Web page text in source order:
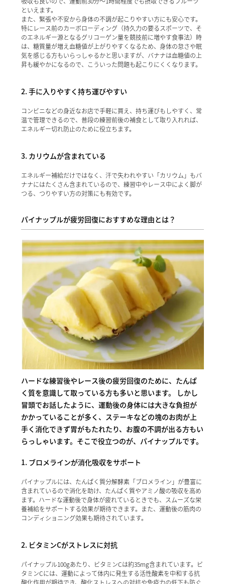
といえます。
また、緊張や不安から身体の不調が起こりやすい方にも安心です。
特にレース前のカーボローディング（持久力の要るスポーツで、そ
のエネルギー源となるグリコーゲン量を競技前に増やす食事法）時
は、糖質量が増え血糖値が上がりやすくなるため、身体の怠さや眠
気を感じる方もいらっしゃるかと思いますが、バナナは血糖値の上
昇も緩やかになるので、こういった問題も起こりにくくなります。
2. 手に入りやすく持ち運びやすい
コンビニなどの身近なお店で手軽に買え、持ち運びもしやすく、常
温で管理できるので、普段の練習前後の補食として取り入れれば、
エネルギー切れ防止のために役立ちます。
3. カリウムが含まれている
エネルギー補給だけではなく、汗で失われやすい「カリウム」もバ
ナナにはたくさん含まれているので、練習中やレース中によく脚が
つる、つりやすい方の対策にも有効です。
パイナップルが疲労回復におすすめな理由とは？
ハードな練習後やレース後の疲労回復のために、たんぱ
く質を意識して取っている方も多いと思います。 しかし
冒頭でお話したように、運動後の身体には大きな負担が
かかっていることが多く、ステーキなどの塊のお肉が上
手く消化できず胃がもたれたり、お腹の不調が出る方もい
らっしゃいます。そこで役立つのが、パイナップルです。
1. ブロメラインが消化吸収をサポート
パイナップルには、たんぱく質分解酵素「ブロメライン」が豊富に
含まれているので消化を助け、たんぱく質やアミノ酸の吸収を高め
ます。ハードな運動後で身体が疲れているときでも、スムーズな栄
養補給をサポートする効果が期待できます。また、運動後の筋肉の
コンディショニング効果も期待されています。
2. ビタミンCがストレスに対抗
パイナップル100gあたり、ビタミンCは約35mg含まれています。ビ
タミンCには、運動によって体内に発生する活性酸素を中和する抗